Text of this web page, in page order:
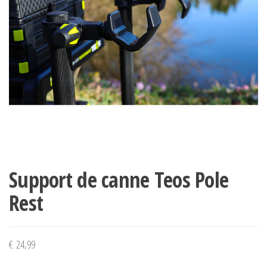
Support de canne Teos Pole
Rest
€ 24,99